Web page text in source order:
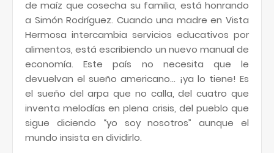
de maíz que cosecha su familia, está honrando
a Simón Rodríguez. Cuando una madre en Vista
Hermosa intercambia servicios educativos por
alimentos, está escribiendo un nuevo manual de
economía. Este país no necesita que le
devuelvan el sueño americano... ¡ya lo tiene! Es
el sueño del arpa que no calla, del cuatro que
inventa melodías en plena crisis, del pueblo que
sigue diciendo “yo soy nosotros” aunque el
mundo insista en dividirlo.